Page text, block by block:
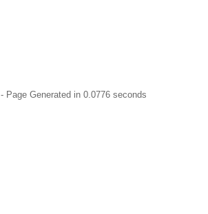
- Page Generated in 0.0776 seconds